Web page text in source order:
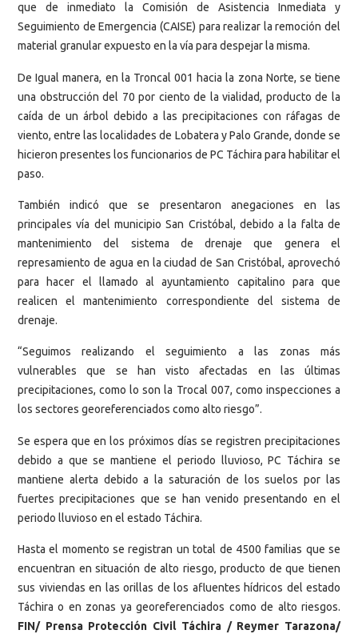
que de inmediato la Comisión de Asistencia Inmediata y
Seguimiento de Emergencia (CAISE) para realizar la remoción del
material granular expuesto en la vía para despejar la misma.
De Igual manera, en la Troncal 001 hacia la zona Norte, se tiene
una obstrucción del 70 por ciento de la vialidad, producto de la
caída de un árbol debido a las precipitaciones con ráfagas de
viento, entre las localidades de Lobatera y Palo Grande, donde se
hicieron presentes los funcionarios de PC Táchira para habilitar el
paso.
También indicó que se presentaron anegaciones en las
principales vía del municipio San Cristóbal, debido a la falta de
mantenimiento del sistema de drenaje que genera el
represamiento de agua en la ciudad de San Cristóbal, aprovechó
para hacer el llamado al ayuntamiento capitalino para que
realicen el mantenimiento correspondiente del sistema de
drenaje.
“Seguimos realizando el seguimiento a las zonas más
vulnerables que se han visto afectadas en las últimas
precipitaciones, como lo son la Trocal 007, como inspecciones a
los sectores georeferenciados como alto riesgo”.
Se espera que en los próximos días se registren precipitaciones
debido a que se mantiene el periodo lluvioso, PC Táchira se
mantiene alerta debido a la saturación de los suelos por las
fuertes precipitaciones que se han venido presentando en el
periodo lluvioso en el estado Táchira.
Hasta el momento se registran un total de 4500 familias que se
encuentran en situación de alto riesgo, producto de que tienen
sus viviendas en las orillas de los afluentes hídricos del estado
Táchira o en zonas ya georeferenciados como de alto riesgos.
FIN/ Prensa Protección Civil Táchira / Reymer Tarazona/